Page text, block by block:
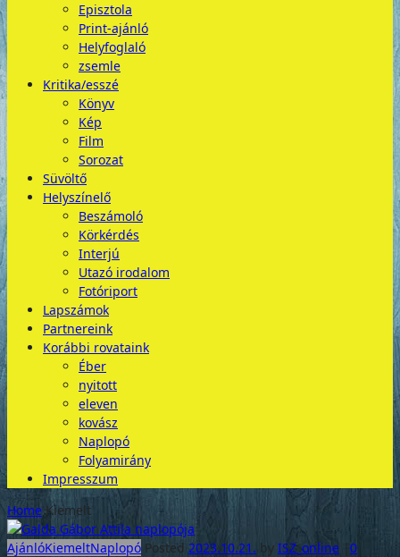
Episztola
Print-ajánló
Helyfoglaló
zsemle
Kritika/esszé
Könyv
Kép
Film
Sorozat
Süvöltő
Helyszínelő
Beszámoló
Körkérdés
Interjú
Utazó irodalom
Fotóriport
Lapszámok
Partnereink
Korábbi rovataink
Éber
nyitott
eleven
kovász
Naplopó
Folyamirány
Impresszum
Home Kiemelt
AjánlóKiemeltNaplopó Posted 2023.10.21. by ISZ_online | 0